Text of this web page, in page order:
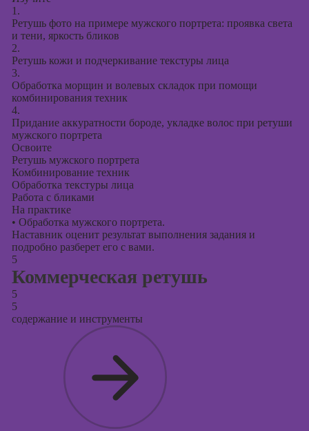
1.
Ретушь фото на примере мужского портрета: проявка света
и тени, яркость бликов
2.
Ретушь кожи и подчеркивание текстуры лица
3.
Обработка морщин и волевых складок при помощи
комбинирования техник
4.
Придание аккуратности бороде, укладке волос при ретуши
мужского портрета
Освоите
Ретушь мужского портрета
Комбинирование техник
Обработка текстуры лица
Работа с бликами
На практике
• Обработка мужского портрета.
Наставник оценит результат выполнения задания и
подробно разберет его с вами.
5
Коммерческая ретушь
5
5
содержание и инструменты